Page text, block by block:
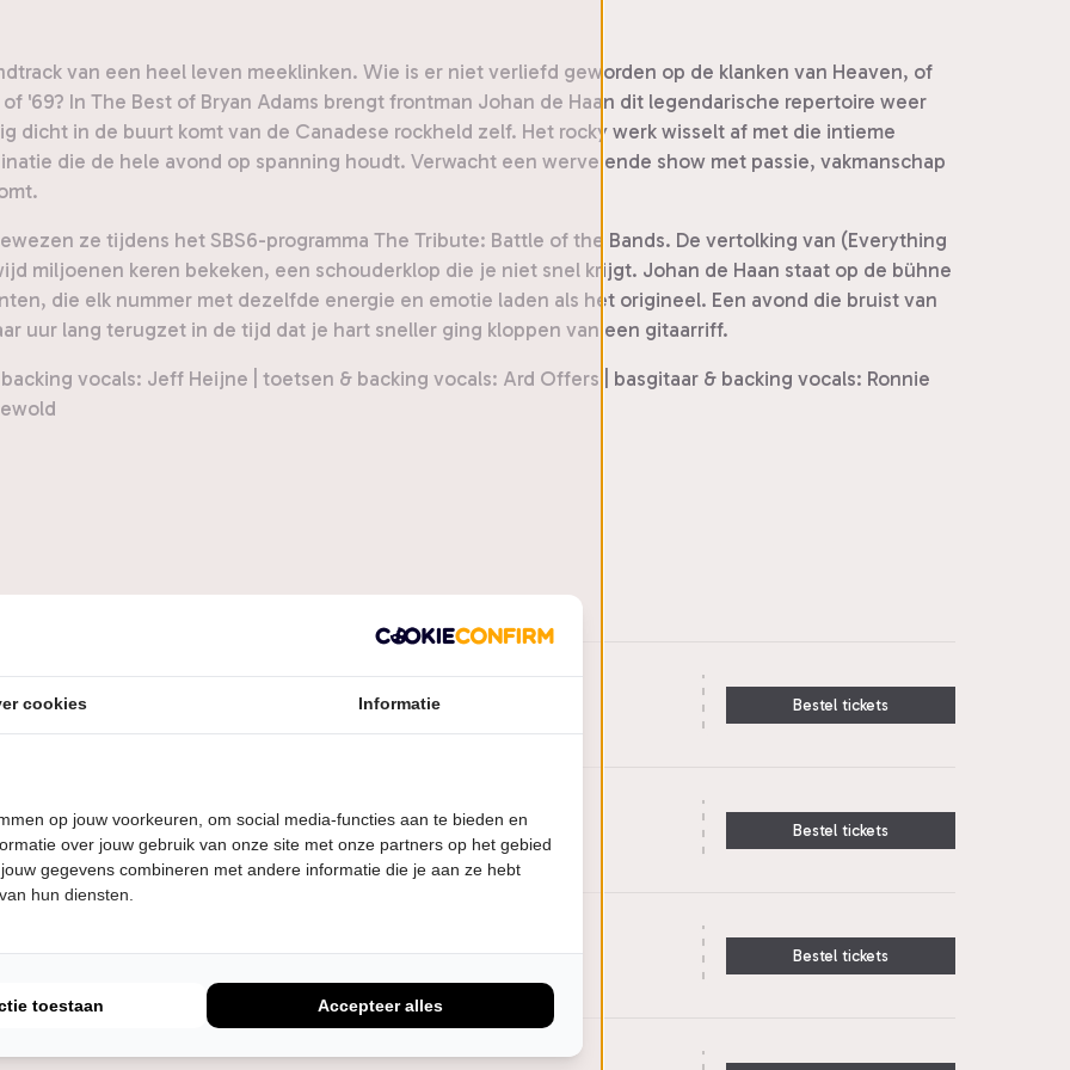
van een heel leven meeklinken. Wie is er niet verliefd geworden op de klanken van Heaven, of
'69? In The Best of Bryan Adams brengt frontman Johan de Haan dit legendarische repertoire weer
dicht in de buurt komt van de Canadese rockheld zelf. Het rocky werk wisselt af met die intieme
die de hele avond op spanning houdt. Verwacht een wervelende show met passie, vakmanschap
ze tijdens het SBS6-programma The Tribute: Battle of the Bands. De vertolking van (Everything
miljoenen keren bekeken, een schouderklop die je niet snel krijgt. Johan de Haan staat op de bühne
die elk nummer met dezelfde energie en emotie laden als het origineel. Een avond die bruist van
uur lang terugzet in de tijd dat je hart sneller ging kloppen van een gitaarriff.
vocals: Jeff Heijne | toetsen & backing vocals: Ard Offers | basgitaar & backing vocals: Ronnie
Bestel tickets
de Pleats Bestel tickets
Bestel tickets
cookies Informatie
op jouw voorkeuren, om social media-functies aan te bieden en
over jouw gebruik van onze site met onze partners op het gebied
gegevens combineren met andere informatie die je aan ze hebt
hun diensten.
toestaan Accepteer alles